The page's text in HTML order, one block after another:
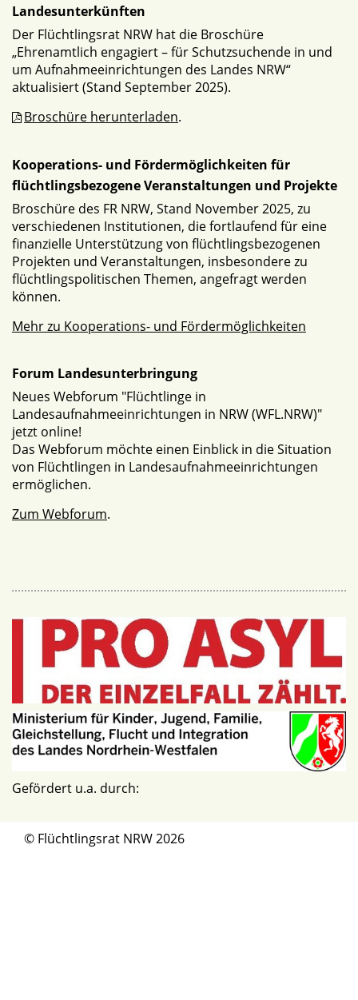
Landesunterkünften
Der Flüchtlingsrat NRW hat die Broschüre
„Ehrenamtlich engagiert – für Schutzsuchende in und
um Aufnahmeeinrichtungen des Landes NRW“
aktualisiert (Stand September 2025).
Broschüre herunterladen.
Kooperations- und Fördermöglichkeiten für
flüchtlingsbezogene Veranstaltungen und Projekte
Broschüre des FR NRW, Stand November 2025, zu
verschiedenen Institutionen, die fortlaufend für eine
finanzielle Unterstützung von flüchtlingsbezogenen
Projekten und Veranstaltungen, insbesondere zu
flüchtlingspolitischen Themen, angefragt werden
können.
Mehr zu Kooperations- und Fördermöglichkeiten
Forum Landesunterbringung
Neues Webforum "Flüchtlinge in
Landesaufnahmeeinrichtungen in NRW (WFL.NRW)"
jetzt online!
Das Webforum möchte einen Einblick in die Situation
von Flüchtlingen in Landesaufnahmeeinrichtungen
ermöglichen.
Zum Webforum.
Gefördert u.a. durch:
© Flüchtlingsrat NRW 2026